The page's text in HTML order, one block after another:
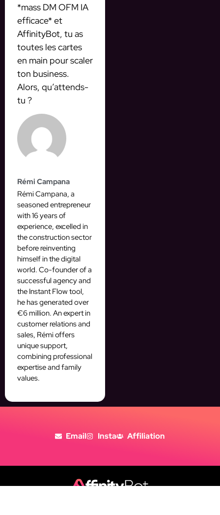
*mass DM OFM IA
efficace* et
AffinityBot, tu as
toutes les cartes
en main pour scaler
ton business.
Alors, qu’attends-
tu ?
Rémi Campana
Rémi Campana, a
seasoned entrepreneur
with 16 years of
experience, excelled in
the construction sector
before reinventing
himself in the digital
world. Co-founder of a
successful agency and
the Instant Flow tool,
he has generated over
€6 million. An expert in
customer relations and
sales, Rémi offers
unique support,
combining professional
expertise and family
values.
Email Insta Affiliation